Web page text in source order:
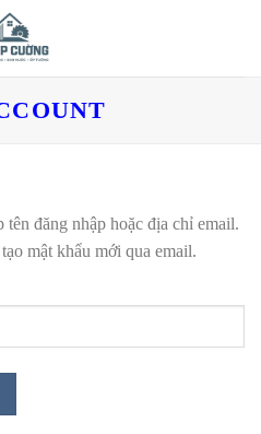
đăng nhập hoặc địa chỉ email.
mật khẩu mới qua email.